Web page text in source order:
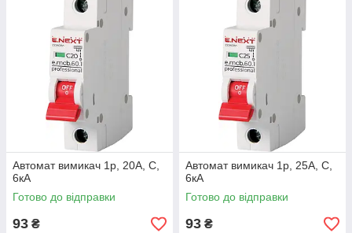
Автомат вимикач 1р, 20А, C,
6кА
Готово до відправки
93 ₴
Автомат вимикач 1р, 25А, C,
6кА
Готово до відправки
93 ₴